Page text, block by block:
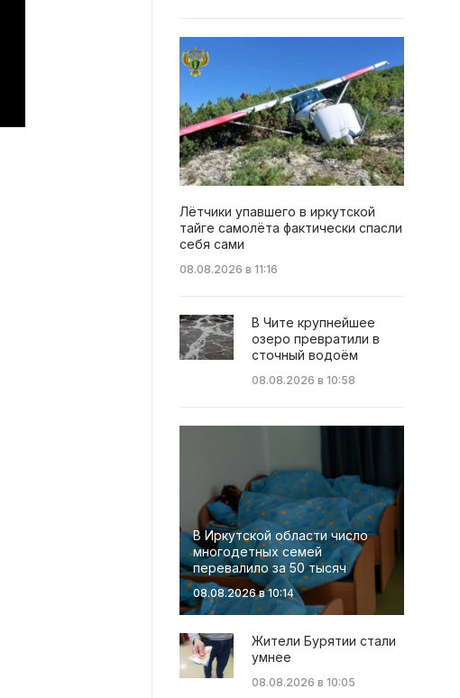
Лётчики упавшего в иркутской
тайге самолёта фактически спасли
себя сами
08.08.2026 в 11:16
В Чите крупнейшее
озеро превратили в
сточный водоём
08.08.2026 в 10:58
В Иркутской области число
многодетных семей
перевалило за 50 тысяч
08.08.2026 в 10:14
Жители Бурятии стали
умнее
08.08.2026 в 10:05